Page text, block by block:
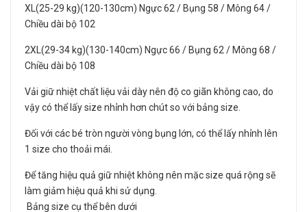
XL(25-29 kg)(120-130cm) Ngực 62 / Bụng 58 / Mông 64 /
Chiều dài bộ 102
2XL(29-34 kg)(130-140cm) Ngực 66 / Bụng 62 / Mông 68 /
Chiều dài bộ 108
Vải giữ nhiệt chất liệu vải dày nên độ co giãn không cao, do
vậy có thể lấy size nhỉnh hơn chút so với bảng size.
Đối với các bé tròn người vòng bụng lớn, có thể lấy nhỉnh lên
1 size cho thoải mái.
Để tăng hiệu quả giữ nhiệt không nên mặc size quá rộng sẽ
làm giảm hiệu quả khi sử dụng.
Bảng size cụ thể bên dưới